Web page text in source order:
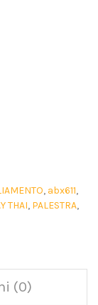
, abx611,
THAI, PALESTRA,
(0)